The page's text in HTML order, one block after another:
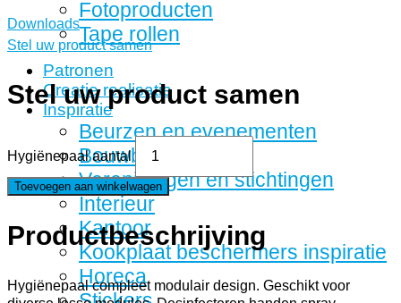
Fotoproducten
Tape rollen
Patronen
Creatie realisatie
Inspiratie
Beurzen en evenementen
Bouwbedrijven
Verenigingen en stichtingen
Interieur
Kantoor
Kookplaat beschermers inspiratie
Horeca
Downloads
Stel uw product samen
Stel uw product samen
Hygiënepaal aantal
Toevoegen aan winkelwagen
Productbeschrijving
Hygiënepaal compleet modulair design. Geschikt voor